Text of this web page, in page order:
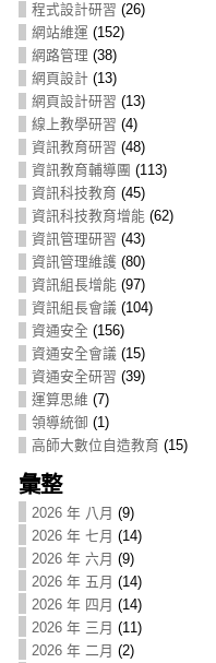
程式設計研習 (26)
網站維運 (152)
網路管理 (38)
網頁設計(13)
網頁設計研習 (13)
線上教學研習 (4)
資訊教育研習 (48)
資訊教育輔導團 (113)
資訊科技教育 (45)
資訊科技教育增能(62)
資訊管理研習 (43)
資訊管理維護(80)
資訊組長增能(97)
資訊組長會議 (104)
資通安全 (156)
資通安全會議 (15)
資通安全研習 (39)
運算思維 (7)
領導統御 (1)
高師大數位自造教育 (15)
彙整
2026 年 八月 (9)
2026 年 七月 (14)
2026 年 六月 (9)
2026 年 五月 (14)
2026 年 四月 (14)
2026 年 三月 (11)
2026 年 二月 (2)